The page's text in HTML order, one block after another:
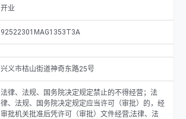
开业
92522301MAG1353T3A
兴义市桔山街道神奇东路25号
法律、法规、国务院决定规定禁止的不得经营；法
律、法规、国务院决定规定应当许可（审批）的，经
审批机关批准后凭许可（审批）文件经营;法律、法